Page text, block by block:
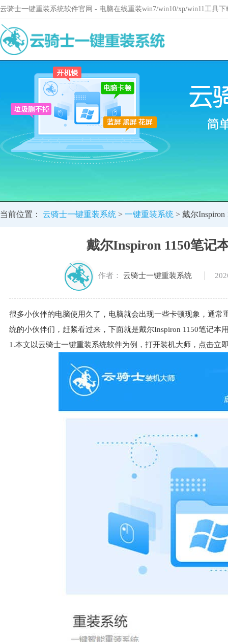
云骑士一键重装系统软件官网 - 电脑在线重装win7/win10/xp/win11工具
当前位置： 云骑士一键重装系统 > 一键重装系统 > 戴尔
戴尔Inspiron 1150笔记
作者： 云骑士一键重装系统
很多小伙伴的电脑使用久了，电脑就会出现一些卡顿现象，通
统的小伙伴们，赶紧看过来，下面就是戴尔Inspiron 1150笔记本
1.本文以云骑士一键重装系统软件为例，打开装机大师，点击立